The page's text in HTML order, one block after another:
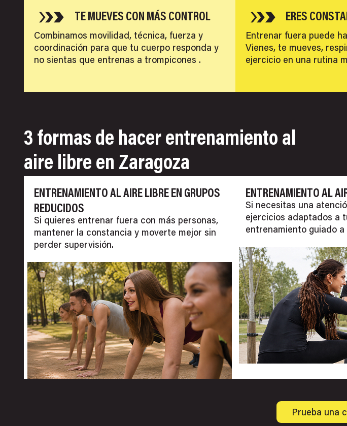
TE MUEVES CON MÁS CONTROL
Combinamos movilidad, técnica, fuerza y
coordinación para que tu cuerpo responda y
no sientas que entrenas a trompicones .
ERES
Entrenar fuera puede
Vienes, te mueves,
ejercicio en una rutina
3 formas de hacer entrenamiento al
aire libre en Zaragoza
ENTRENAMIENTO AL AIRE LIBRE EN GRUPOS
REDUCIDOS
Si quieres entrenar fuera con más personas,
mantener la constancia y moverte mejor sin
perder supervisión.
ENTRENAMIENTO AL
Si necesitas una
ejercicios adaptados a
entrenamiento guiado
Prueba una